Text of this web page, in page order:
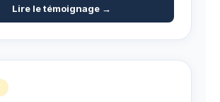
Lire le témoignage →